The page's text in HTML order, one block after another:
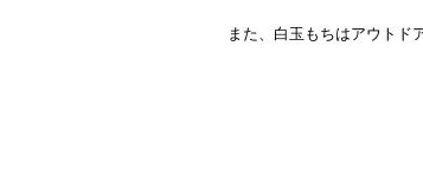
また、白玉もちはアウトド